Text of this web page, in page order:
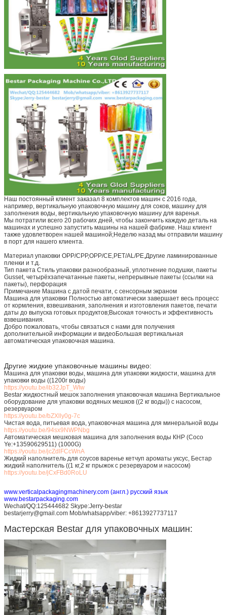
Наш постоянный клиент заказал 8 комплектов машин с 2016 года,
например, вертикальную упаковочную машину для соков, машину для
заполнения воды, вертикальную упаковочную машину для варенья.
Мы потратили всего 20 рабочих дней, чтобы закончить каждую деталь на
машинах и успешно запустить машины на нашей фабрике. Наш клиент
также удовлетворен нашей машиной;Неделю назад мы отправили машину
в порт для нашего клиента.
Материал упаковки OPP/CPP,OPP/CE,PET/AL/PE,Другие ламинированные
пленки и т.д.
Тип пакета Стиль упаковки разнообразный, уплотнение подушки, пакеты
Gusset, четырёхзапечатанные пакеты, непрерывные пакеты (ссылки на
пакеты), перфорация
Примечание Машина с датой печати, с сенсорным экраном
Машина для упаковки Полностью автоматически завершает весь процесс
от кормления, взвешивания, заполнения и изготовления пакетов, печати
даты до выпуска готовых продуктов;Высокая точность и эффективность
взвешивания.
Добро пожаловать, чтобы связаться с нами для получения
дополнительной информации и видеоБольшая вертикальная
автоматическая упаковочная машина.
Другие жидкие упаковочные машины видео:
Машина для упаковки воды, машина для упаковки жидкости, машина для
упаковки воды ((1200г воды)
https://youtu.be/ib32JpT_WIw
Bestar жидкостный мешок заполнения упаковочная машина Вертикальное
оборудование для упаковки водяных мешков ((2 кг воды)) с насосом,
резервуаром
https://youtu.be/bZXlly0g-7c
Чистая вода, питьевая вода, упаковочная машина для минеральной воды
https://youtu.be/94sx9NWPNbg
Автоматическая мешковая машина для заполнения воды КНР (Coco
Ye:+13590629511) (1000G)
https://youtu.be/jcZdlFCcWnA
Жидкий наполнитель для соусов варенье кетчуп ароматы уксус, Бестар
жидкий наполнитель ((1 кг,2 кг прыжок с резервуаром и насосом)
https://youtu.be/jCxFBd0RoLU
www.verticalpackagingmachinery.com (англ.) русский язык
www.bestarpackaging.com
Wechat/QQ:125444682 Skype:Jerry-bestar
bestarjerry@gmail.com Mob/whatsapp/viber: +8613927737117
Мастерская Bestar для упаковочных машин: